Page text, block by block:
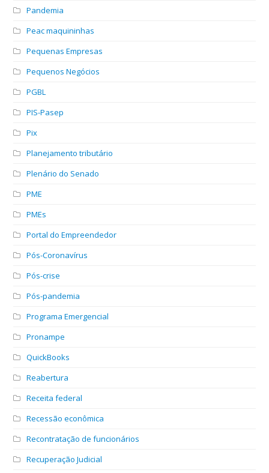
Pandemia
Peac maquininhas
Pequenas Empresas
Pequenos Negócios
PGBL
PIS-Pasep
Pix
Planejamento tributário
Plenário do Senado
PME
PMEs
Portal do Empreendedor
Pós-Coronavírus
Pós-crise
Pós-pandemia
Programa Emergencial
Pronampe
QuickBooks
Reabertura
Receita federal
Recessão econômica
Recontratação de funcionários
Recuperação Judicial